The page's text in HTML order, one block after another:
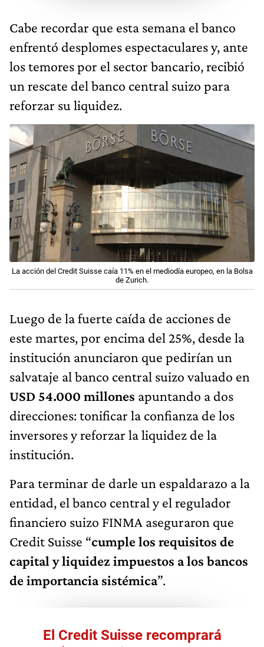
Cabe recordar que esta semana el banco
enfrentó desplomes espectaculares y, ante
los temores por el sector bancario, recibió
un rescate del banco central suizo para
reforzar su liquidez.
La acción del Credit Suisse caía 11% en el mediodía europeo, en la Bolsa
de Zurich.
Luego de la fuerte caída de acciones de
este martes, por encima del 25%, desde la
institución anunciaron que pedirían un
salvataje al banco central suizo valuado en
USD 54.000 millones apuntando a dos
direcciones: tonificar la confianza de los
inversores y reforzar la liquidez de la
institución.
Para terminar de darle un espaldarazo a la
entidad, el banco central y el regulador
financiero suizo FINMA aseguraron que
Credit Suisse “cumple los requisitos de
capital y liquidez impuestos a los bancos
de importancia sistémica”.
El Credit Suisse recomprará